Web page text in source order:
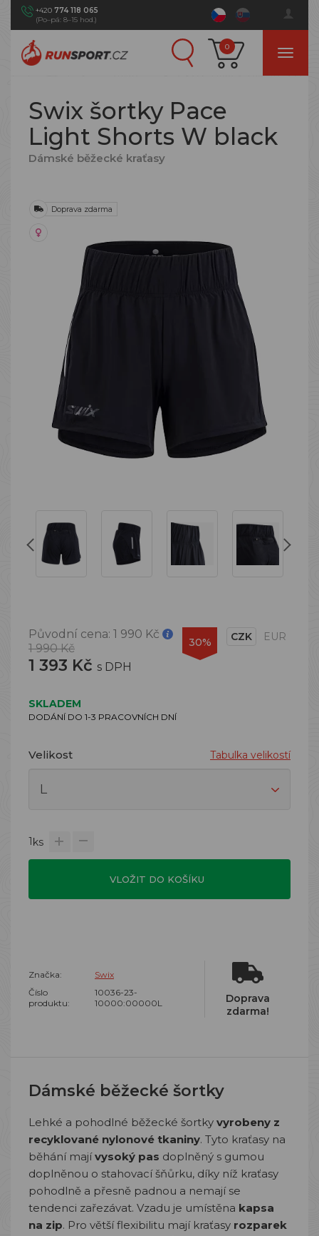
+420 774 118 065
(Po–pá: 8–15 hod.)
0
Swix šortky Pace
Light Shorts W black
Dámské běžecké kraťasy
Doprava zdarma
Původní cena: 1 990 Kč
1 990 Kč
1 393 Kč s DPH
30% CZK EUR
SKLADEM
DODÁNÍ DO 1-3 PRACOVNÍCH DNÍ
Velikost Tabulka velikostí
1ks
VLOŽIT DO KOŠÍKU
Značka:
Swix
Číslo
produktu:
10036-23-
10000:00000L
Doprava
zdarma!
Dámské běžecké šortky
Lehké a pohodlné běžecké šortky vyrobeny z
recyklované nylonové tkaniny. Tyto kraťasy na
běhání majívysoký pas doplněný s gumou
doplněnou o stahovací šňůrku, díky níž kraťasy
pohodlně a přesně padnou a nemají se
tendenci zařezávat. Vzadu je umístěna kapsa
na zip. Pro větší flexibilitu mají kraťasy rozparek